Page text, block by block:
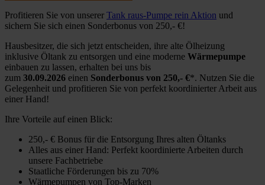
Profitieren Sie von unserer Tank raus-Pumpe rein Aktion und
sichern Sie sich einen Sonderbonus von 250,- €!
Hausbesitzer, die sich jetzt entscheiden, ihre alte Ölheizung
inklusive Öltank zu entsorgen und eine moderne Wärmepumpe
einbauen zu lassen, erhalten bei uns bis
zum 30.09.2026 einen Sonderbonus von 250,- €*. Nutzen Sie die
Gelegenheit und profitieren Sie von perfekt koordinierter Arbeit aus
einer Hand!
Ihre Vorteile auf einen Blick:
250,- € Bonus für die Entsorgung Ihres alten Öltanks
Alles aus einer Hand: Perfekt koordinierte Arbeiten durch
unsere Fachbetriebe
Staatliche Förderungen bis zu 70%
Wärmepumpen von Top-Marken